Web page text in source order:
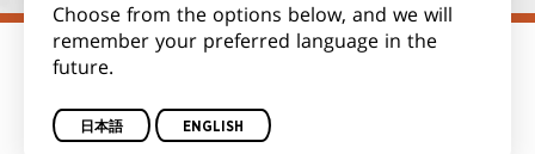
Choose from the options below, and we will
remember your preferred language in the
future.
日本語 ENGLISH